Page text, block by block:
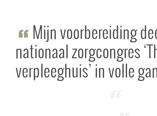
Mijn voorbereiding
nationaal zorgcongres
verpleeghuis’ in volle